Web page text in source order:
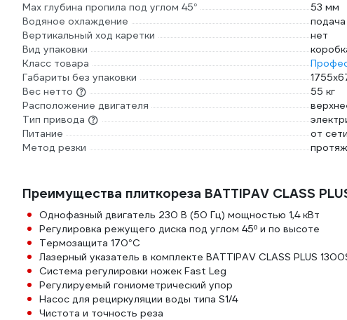
Max глубина пропила под углом 45°
53 мм
Водяное охлаждение
Вертикальный ход каретки
нет
Вид упаковки
Класс товара
Габариты без упаковки
Вес нетто
55 кг
Расположение двигателя
Тип привода
Питание
от сети
Метод резки
Преимущества плиткореза BATTIPAV CLASS
Однофазный двигатель 230 В (50 Гц) мощностью 1,4 кВт
Регулировка режущего диска под углом 45º и по высоте
Термозащита 170°С
Лазерный указатель в комплекте BATTIPAV CLASS PLUS
Система регулировки ножек Fast Leg
Регулируемый гониометрический упор
Насос для рециркуляции воды типа S1/4
Чистота и точность реза